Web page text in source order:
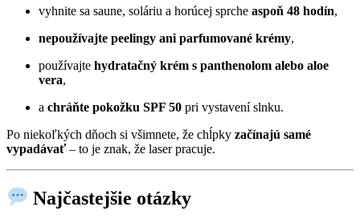
vyhnite sa saune, soláriu a horúcej sprche aspoň 48 hodín,
nepoužívajte peelingy ani parfumované krémy,
používajte hydratačný krém s panthenolom alebo aloe
vera,
a chráňte pokožku SPF 50 pri vystavení slnku.
Po niekoľkých dňoch si všimnete, že chĺpky začínajú samé
vypadávať– to je znak, že laser pracuje.
Najčastejšie otázky